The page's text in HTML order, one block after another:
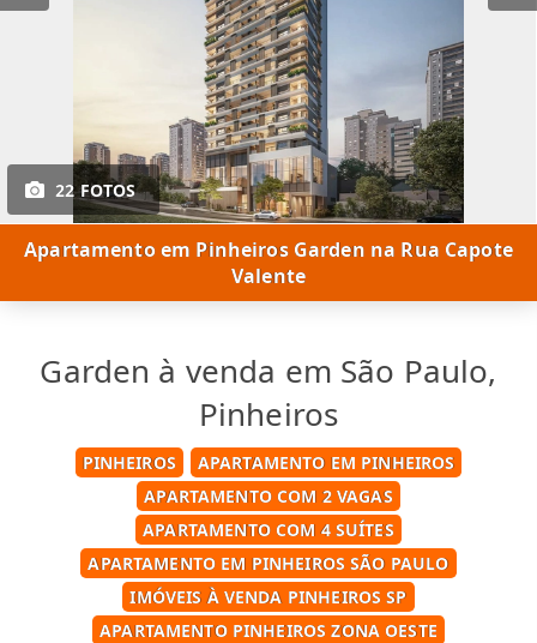
22 FOTOS
Apartamento em Pinheiros Garden na Rua Capote
Valente
Garden à venda em São Paulo,
Pinheiros
PINHEIROS
APARTAMENTO EM PINHEIROS
APARTAMENTO COM 2 VAGAS
APARTAMENTO COM 4 SUÍTES
APARTAMENTO EM PINHEIROS SÃO PAULO
IMÓVEIS À VENDA PINHEIROS SP
APARTAMENTO PINHEIROS ZONA OESTE